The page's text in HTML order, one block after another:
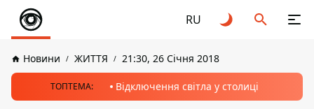
RU
Новини ЖИТТЯ 21:30, 26 Січня 2018
ТОПТЕМА: Відключення світла у столиці